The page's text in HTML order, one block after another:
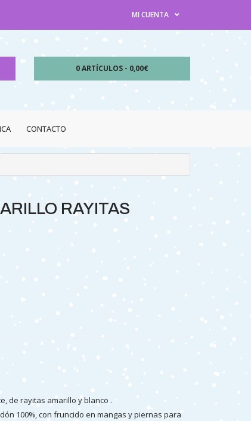
MI CUENTA
0 ARTÍCULOS - 0,00€
CONTACTO
RAYITAS
de rayitas amarillo y blanco .
100%, con fruncido en mangas y piernas para